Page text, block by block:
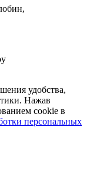
удобства,
Нажав
cookie в
персональных